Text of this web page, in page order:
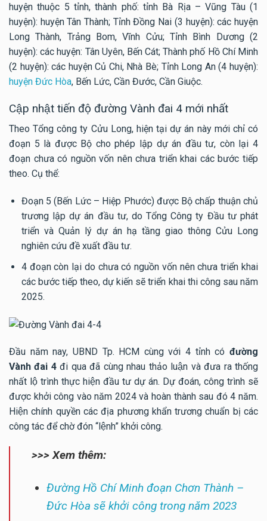
huyện thuộc 5 tỉnh, thành phố: tỉnh Bà Rịa – Vũng Tàu (1
huyện): huyện Tân Thành; Tỉnh Đồng Nai (3 huyện): các huyện
Long Thành, Trảng Bom, Vĩnh Cửu; Tỉnh Bình Dương (2
huyện): các huyện: Tân Uyên, Bến Cát; Thành phố Hồ Chí Minh
(2 huyện): các huyện Củ Chi, Nhà Bè; Tỉnh Long An (4 huyện):
huyện Đức Hòa, Bến Lức, Cần Đước, Cần Giuộc.
Cập nhật tiến độ đường Vành đai 4 mới nhất
Theo Tổng công ty Cửu Long, hiện tại dự án này mới chỉ có
đoạn 5 là được Bộ cho phép lập dự án đầu tư, còn lại 4
đoạn chưa có nguồn vốn nên chưa triển khai các bước tiếp
theo. Cụ thể:
Đoạn 5 (Bến Lức – Hiệp Phước) được Bộ chấp thuận chủ
trương lập dự án đầu tư, do Tổng Công ty Đầu tư phát
triển và Quản lý dự án hạ tầng giao thông Cửu Long
nghiên cứu đề xuất đầu tư.
4 đoạn còn lại do chưa có nguồn vốn nên chưa triển khai
các bước tiếp theo, dự kiến sẽ triển khai thi công sau năm
2025.
Đầu năm nay, UBND Tp. HCM cùng với 4 tỉnh có đường
Vành đai 4đi qua đã cùng nhau thảo luận và đưa ra thống
nhất lộ trình thực hiện đầu tư dự án. Dự đoán, công trình sẽ
được khởi công vào năm 2024 và hoàn thành sau đó 4 năm.
Hiện chính quyền các địa phương khẩn trương chuẩn bị các
công tác để chờ đón “lệnh” khởi công.
>>> Xem thêm:
Đường Hồ Chí Minh đoạn Chơn Thành –
Đức Hòa sẽ khởi công trong năm 2023